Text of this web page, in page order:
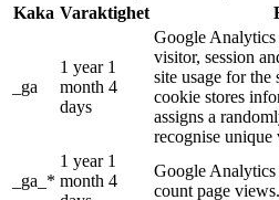
Kaka Varaktighet
_ga
1 year 1
month 4
days
Google Analytics
visitor, session
site usage for the
cookie stores
assigns a
recognise unique
_ga_*
1 year 1
month 4
Google Analytics
count page views.